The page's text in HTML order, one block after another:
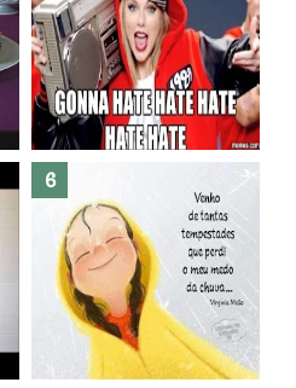
Posso congelar bolo ??
Haters, como surgiram?